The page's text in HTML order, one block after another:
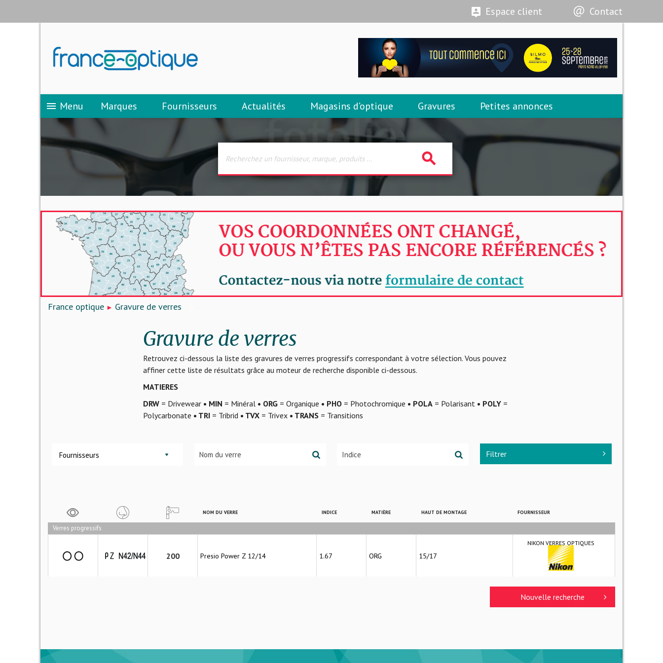
Espace client Contact
menu Menu Marques Fournisseurs Actualités Magasins d’optique Gravures Petites annonces
search
France optique Gravure de verres
Gravure de verres
Retrouvez ci-dessous la liste des gravures de verres progressifs correspondant à votre sélection. Vous pouvez
affiner cette liste de résultats grâce au moteur de recherche disponible ci-dessous.
MATIERES
DRW= Drivewear • MIN = Minéral • ORG= Organique • PHO= Photochromique • POLA= Polarisant • POLY=
Polycarbonate • TRI= Tribrid • TVX= Trivex • TRANS= Transitions
Fournisseurs Filtrer
NOM DU VERRE INDICE MATIÈRE HAUT DE MONTAGE FOURNISSEUR
Verres progressifs
200 Presio Power Z 12/14 1.67 ORG 15/17
NIKON VERRES OPTIQUES
Nouvelle recherche